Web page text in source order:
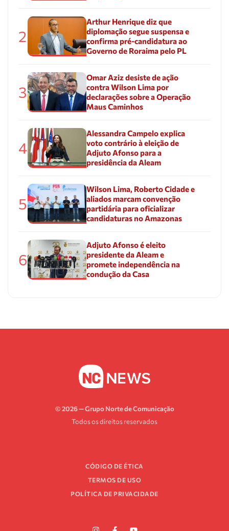
2
Arthur Henrique diz que
diplomação segue suspensa e
confirma pré-candidatura ao
Governo de Roraima pelo PL
3
Omar Aziz desiste de ação
contra Wilson Lima por
declarações sobre a Operação
Maus Caminhos
4
Alessandra Campelo explica
voto contrário à eleição de
Adjuto Afonso para a
presidência da Aleam
5
Wilson Lima, Roberto Cidade e
aliados marcam convenção
partidária para oficializar
candidaturas no Amazonas
6
Adjuto Afonso é eleito
presidente da Aleam e
promete independência na
condução da Casa
© 2026 — Grupo Norte de Comunicação
Todos os direitos reservados
CÓDIGO DE ÉTICA
TERMOS DE USO
POLÍTICA DE PRIVACIDADE